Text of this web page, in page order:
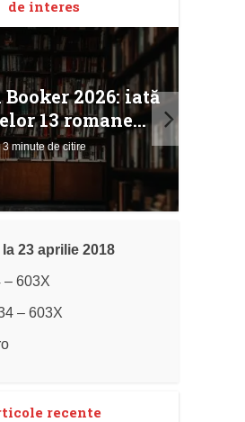
de interes
2026: iată
13 romane...
3 minute de citire
23 aprilie 2018
– 603X
– 603X
recente